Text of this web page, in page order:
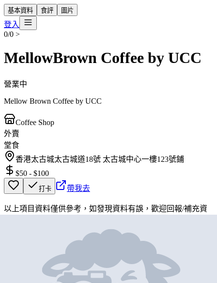
基本資料 食評 圖片
登入
0/0 >
MellowBrown Coffee by UCC
營業中
Mellow Brown Coffee by UCC
Coffee Shop
外賣
堂食
香港太古城太古城道18號 太古城中心一樓123號鋪
$50 - $100
打卡 帶我去
以上項目資料僅供參考，如發現資料有誤，歡迎回報/補充資